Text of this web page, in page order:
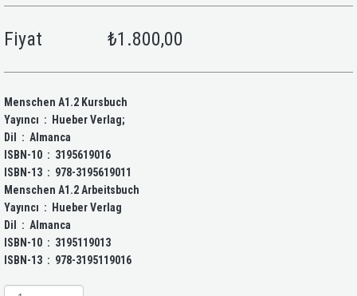
Fiyat ₺1.800,00
Menschen A1.2 Kursbuch
Yayıncı ‏ : ‎ Hueber Verlag;
Dil ‏ : ‎ Almanca
ISBN-10 ‏ : ‎ 3195619016
ISBN-13 ‏ : ‎ 978-3195619011
Menschen A1.2 Arbeitsbuch
Yayıncı ‏ : ‎ Hueber Verlag
Dil ‏ : ‎ Almanca
ISBN-10 ‏ : ‎ 3195119013
ISBN-13 ‏ : ‎ 978-3195119016